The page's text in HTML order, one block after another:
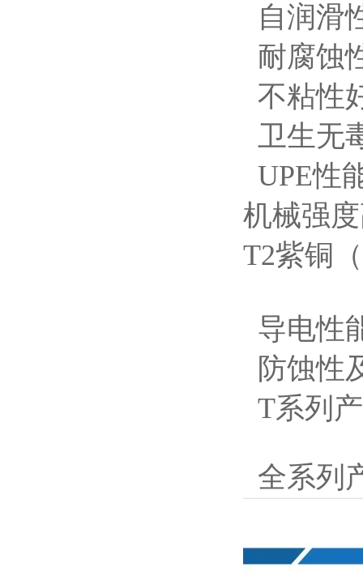
自润滑
耐腐蚀
不粘性
卫生无
UPE性
机械强
T2紫铜
导电性
防蚀性
T系列
全系列